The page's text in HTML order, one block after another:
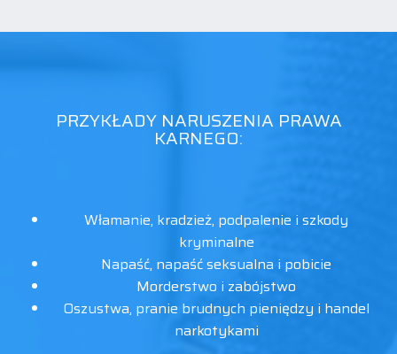
PRZYKŁADY NARUSZENIA PRAWA
KARNEGO:
Włamanie, kradzież, podpalenie i szkody
kryminalne
Napaść, napaść seksualna i pobicie
Morderstwo i zabójstwo
Oszustwa, pranie brudnych pieniędzy i handel
narkotykami